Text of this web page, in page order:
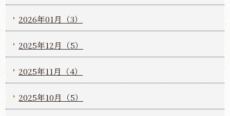
2026年01月（3）
2025年12月（5）
2025年11月（4）
2025年10月（5）